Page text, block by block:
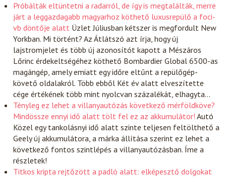
Próbálták eltüntetni a radarról, de így is megtalálták, merre
járt a leggazdagabb magyarhoz köthető luxusrepülő a foci-
vb döntője alatt Üzlet Júliusban kétszer is megfordult New
Yorkban. Mi történt? Az Átlátszó azt írja, hogy új
lajstromjelet és több új azonosítót kapott a Mészáros
Lőrinc érdekeltségéhez köthető Bombardier Global 6500-as
magángép, amely emiatt egy időre eltűnt a repülőgép-
követő oldalakról. Több ebből Két év alatt elveszítette
cége értékének több mint nyolcvan százalékát, elhagyta…
Tényleg ez lehet a villanyautózás következő mérföldköve?
Mindössze ennyi idő alatt tölt fel ez az akkumulátor! Autó
Közel egy tankolásnyi idő alatt szinte teljesen feltölthető a
Geely új akkumulátora, a márka állítása szerint ez lehet a
következő fontos szintlépés a villanyautózásban. Íme a
részletek!
Titkos kripta rejtőzött a padló alatt: elképesztő dolgokat